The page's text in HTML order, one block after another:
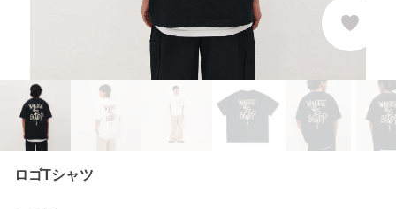
ロゴTシャツ